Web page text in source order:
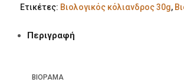
Ετικέτες: Βιολογικός κόλιανδρος 30g,
Περιγραφή
ΒΙΟΡΑΜΑ